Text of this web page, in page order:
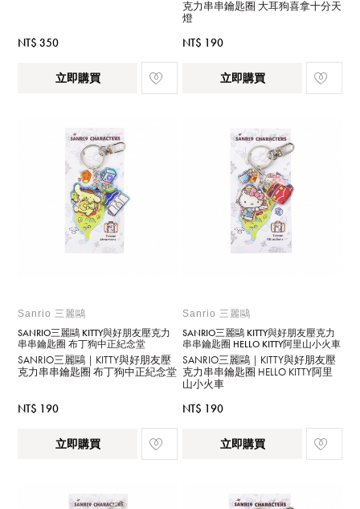
NT$ 350
立即購買
克力串串鑰匙圈 大耳狗喜拿十分天
燈
NT$ 190
立即購買
Sanrio 三麗鷗
SANRIO三麗鷗 KITTY與好朋友壓克力
串串鑰匙圈 布丁狗中正紀念堂
SANRIO三麗鷗｜KITTY與好朋友壓
克力串串鑰匙圈 布丁狗中正紀念堂
NT$ 190
立即購買
Sanrio 三麗鷗
SANRIO三麗鷗 KITTY與好朋友壓克力
串串鑰匙圈 HELLO KITTY阿里山小火車
SANRIO三麗鷗｜KITTY與好朋友壓
克力串串鑰匙圈 HELLO KITTY阿里
山小火車
NT$ 190
立即購買